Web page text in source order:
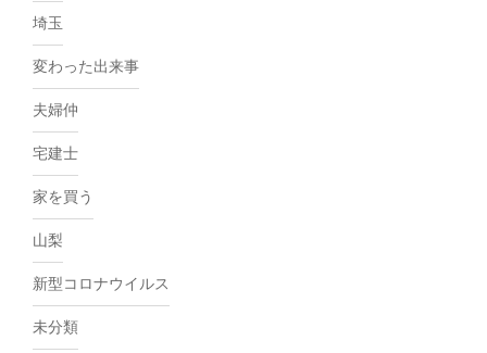
埼玉
変わった出来事
夫婦仲
宅建士
家を買う
山梨
新型コロナウイルス
未分類